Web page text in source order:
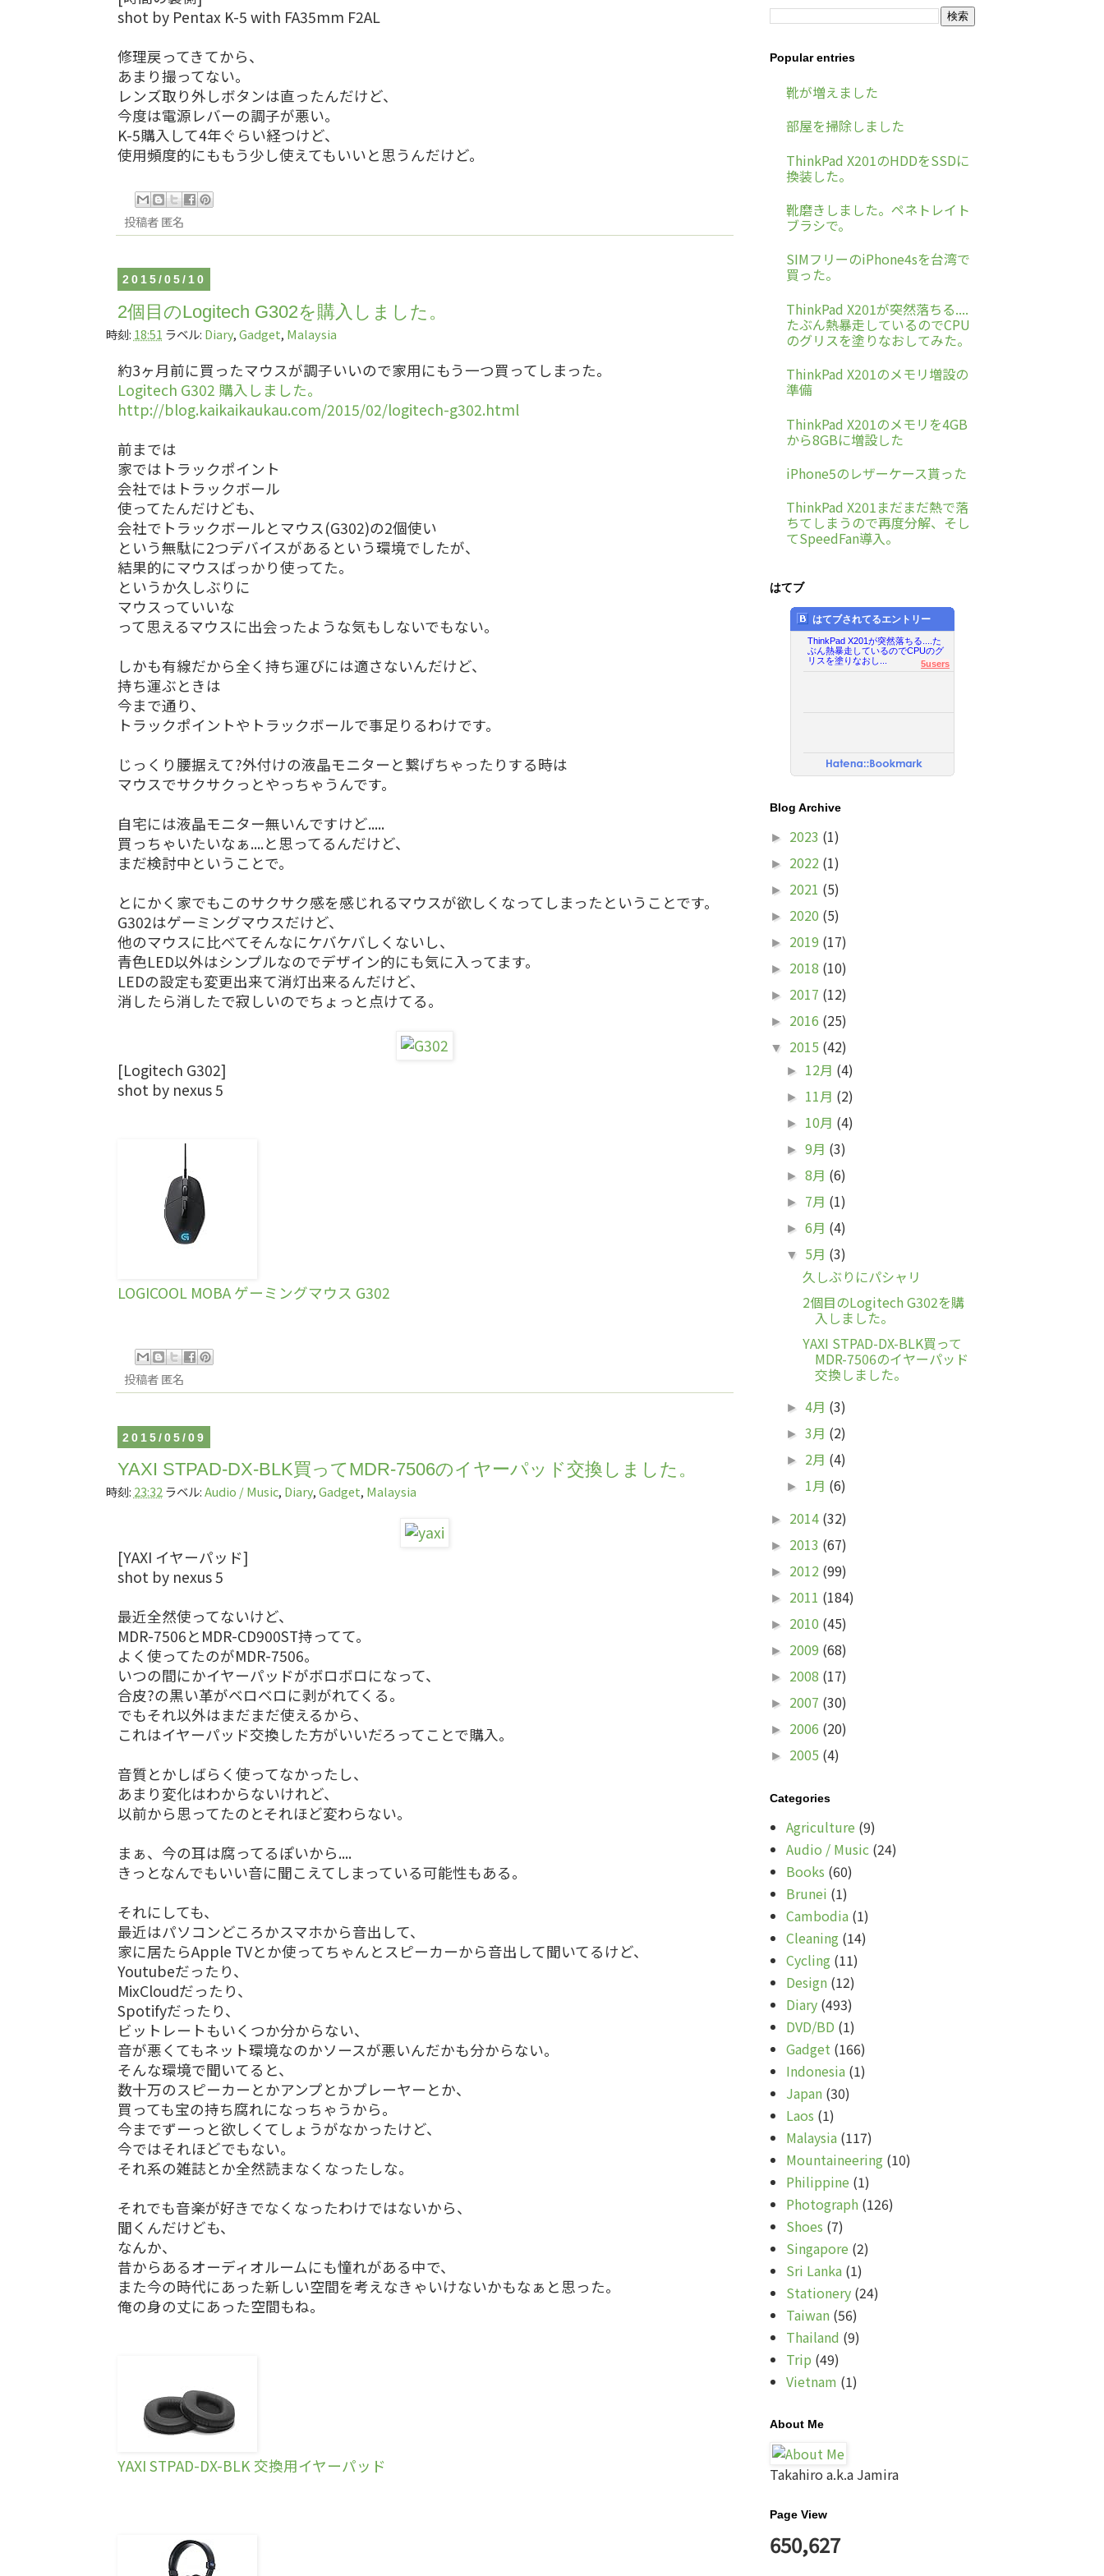
shot by Pentax K-5 with FA35mm F2AL
修理戻ってきてから、
あまり撮ってない。
レンズ取り外しボタンは直ったんだけど、
今度は電源レバーの調子が悪い。
K-5購入して4年ぐらい経つけど、
使用頻度的にももう少し使えてもいいと思うんだけど。
投稿者匿名
2015/05/10
2個目のLogitech G302を購入しました。
時刻: 18:51 ラベル: Diary,Gadget, Malaysia
約3ヶ月前に買ったマウスが調子いいので家用にもう一つ買ってしまった。
Logitech G302 購入しました。
http://blog.kaikaikaukau.com/2015/02/logitech-g302.html
前までは
家ではトラックポイント
会社ではトラックボール
使ってたんだけども、
会社でトラックボールとマウス(G302)の2個使い
という無駄に2つデバイスがあるという環境でしたが、
結果的にマウスばっかり使ってた。
というか久しぶりに
マウスっていいな
って思えるマウスに出会ったような気もしないでもない。
しかも有線だから全く持ち運びには適さないんだけど、
持ち運ぶときは
今まで通り、
トラックポイントやトラックボールで事足りるわけです。
じっくり腰据えて?外付けの液晶モニターと繋げちゃったりする時は
マウスでサクサクっとやっちゃうんです。
自宅には液晶モニター無いんですけど.....
買っちゃいたいなぁ....と思ってるんだけど、
まだ検討中ということで。
とにかく家でもこのサクサク感を感じれるマウスが欲しくなってしまったということです。
G302はゲーミングマウスだけど、
他のマウスに比べてそんなにケバケバしくないし、
青色LED以外はシンプルなのでデザイン的にも気に入ってます。
LEDの設定も変更出来て消灯出来るんだけど、
消したら消したで寂しいのでちょっと点けてる。
[Logitech G302]
shot by nexus 5
LOGICOOL MOBA ゲーミングマウス G302
投稿者匿名
2015/05/09
YAXI STPAD-DX-BLK買ってMDR-7506のイヤーパッド交換しました。
時刻: 23:32 ラベル:Audio / Music, Diary,Gadget, Malaysia
[YAXI イヤーパッド]
shot by nexus 5
最近全然使ってないけど、
MDR-7506とMDR-CD900ST持ってて。
よく使ってたのがMDR-7506。
いつの間にかイヤーパッドがボロボロになって、
合皮?の黒い革がベロベロに剥がれてくる。
でもそれ以外はまだまだ使えるから、
これはイヤーパッド交換した方がいいだろってことで購入。
音質とかしばらく使ってなかったし、
あまり変化はわからないけれど、
以前から思ってたのとそれほど変わらない。
まぁ、今の耳は腐ってるぽいから....
きっとなんでもいい音に聞こえてしまっている可能性もある。
それにしても、
最近はパソコンどころかスマホから音出して、
家に居たらApple TVとか使ってちゃんとスピーカーから音出して聞いてるけど、
Youtubeだったり、
MixCloudだったり、
Spotifyだったり、
ビットレートもいくつか分からない、
音が悪くてもネット環境なのかソースが悪いんだかも分からない。
そんな環境で聞いてると、
数十万のスピーカーとかアンプとかプレーヤーとか、
買っても宝の持ち腐れになっちゃうから。
今までずーっと欲しくてしょうがなかったけど、
今ではそれほどでもない。
それ系の雑誌とか全然読まなくなったしな。
それでも音楽が好きでなくなったわけではないから、
聞くんだけども、
なんか、
昔からあるオーディオルームにも憧れがある中で、
また今の時代にあった新しい空間を考えなきゃいけないかもなぁと思った。
俺の身の丈にあった空間もね。
YAXI STPAD-DX-BLK 交換用イヤーパッド
Popular entries
靴が増えました
部屋を掃除しました
ThinkPad X201のHDDをSSDに
換装した。
靴磨きしました。ペネトレイト
ブラシで。
SIMフリーのiPhone4sを台湾で
買った。
ThinkPad X201が突然落ちる....
たぶん熱暴走しているのでCPU
のグリスを塗りなおしてみた。
ThinkPad X201のメモリ増設の
準備
ThinkPad X201のメモリを4GB
から8GBに増設した
iPhone5のレザーケース貰った
ThinkPad X201まだまだ熱で落
ちてしまうので再度分解、そし
てSpeedFan導入。
はてブ
はてブされてるエントリー
ThinkPad X201が突然落ちる....た
ぶん熱暴走しているのでCPUのグ
リスを塗りなおし...
5users
Blog Archive
► 2023 (1)
► 2022 (1)
► 2021 (5)
► 2020 (5)
► 2019 (17)
► 2018 (10)
► 2017 (12)
► 2016 (25)
▼ 2015 (42)
► 12月 (4)
► 11月 (2)
► 10月 (4)
►9月 (3)
►8月 (6)
► 7月 (1)
►6月 (4)
▼ 5月 (3)
久しぶりにパシャリ
2個目のLogitech G302を購
入しました。
YAXI STPAD-DX-BLK買って
MDR-7506のイヤーパッド
交換しました。
►4月 (3)
►3月 (2)
► 2月 (4)
► 1月 (6)
► 2014 (32)
► 2013 (67)
► 2012 (99)
► 2011 (184)
► 2010 (45)
► 2009 (68)
► 2008 (17)
► 2007 (30)
► 2006 (20)
► 2005 (4)
Categories
Agriculture (9)
Audio / Music (24)
Books (60)
Brunei (1)
Cambodia (1)
Cleaning (14)
Cycling (11)
Design (12)
Diary (493)
DVD/BD (1)
Gadget (166)
Indonesia (1)
Japan (30)
Laos (1)
Malaysia (117)
Mountaineering (10)
Philippine (1)
Photograph (126)
Shoes (7)
Singapore (2)
Sri Lanka (1)
Stationery (24)
Taiwan (56)
Thailand (9)
Trip (49)
Vietnam (1)
About Me
Takahiro a.k.a Jamira
Page View
650,627